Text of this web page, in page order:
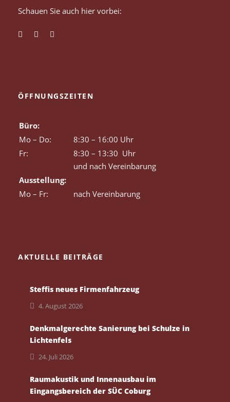
Schauen Sie auch hier vorbei:
ÖFFNUNGSZEITEN
Büro:
Mo – Do:
8:30 – 16:00 Uhr
Fr:
8:30 – 13:30 Uhr
und nach Vereinbarung
Ausstellung:
Mo – Fr:
nach Vereinbarung
AKTUELLE BEITRÄGE
Steffis neues Firmenfahrzeug
4. August 2026
Denkmalgerechte Sanierung bei Schulze in
Lichtenfels
24. Juli 2026
Raumakustik und Innenausbau im
Eingangsbereich der SÜC Coburg